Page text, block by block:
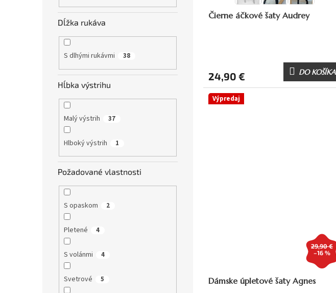
Dĺžka rukáva
S dlhými rukávmi 38
Hĺbka výstrihu
Malý výstrih 37
Hlboký výstrih 1
Požadované vlastnosti
S opaskom 2
Pletené 4
S volánmi 4
Svetrové 5
Čierne áčkové šaty Audrey
24,90 € DO KOŠÍKA
Výpredaj
29,90 €
–16 %
Dámske úpletové šaty Agnes